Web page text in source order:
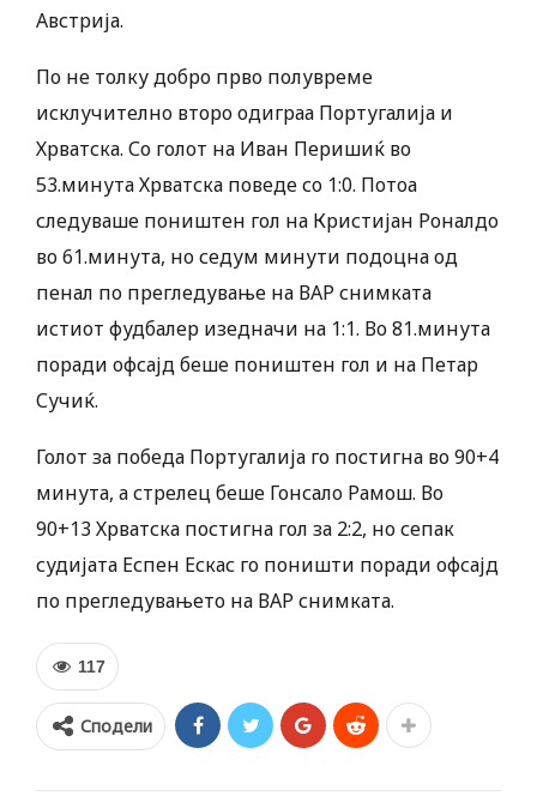
Австрија.
По не толку добро прво полувреме
исклучително второ одиграа Португалија и
Хрватска. Со голот на Иван Перишиќ во
53.минута Хрватска поведе со 1:0. Потоа
следуваше поништен гол на Кристијан Роналдо
во 61.минута, но седум минути подоцна од
пенал по прегледување на ВАР снимката
истиот фудбалер изедначи на 1:1. Во 81.минута
поради офсајд беше поништен гол и на Петар
Сучиќ.
Голот за победа Португалија го постигна во 90+4
минута, а стрелец беше Гонсало Рамош. Во
90+13 Хрватска постигна гол за 2:2, но сепак
судијата Еспен Ескас го поништи поради офсајд
по прегледувањето на ВАР снимката.
117
Сподели